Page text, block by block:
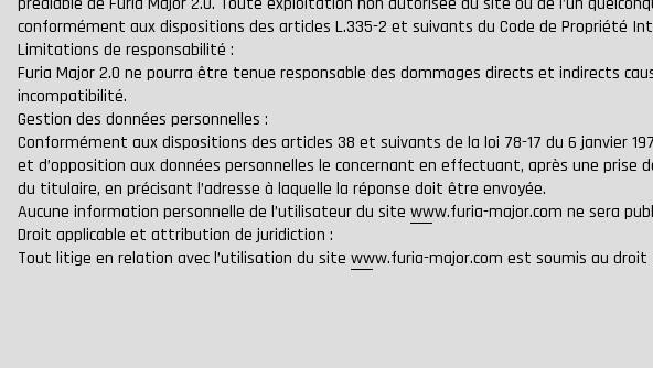
conformément aux dispositions des articles L.335-2 et suivants du Code de Propriété
Limitations de responsabilité :
Furia Major 2.0 ne pourra être tenue responsable des dommages directs et indirects
incompatibilité.
Gestion des données personnelles :
Conformément aux dispositions des articles 38 et suivants de la loi 78-17 du 6 janvier
et d’opposition aux données personnelles le concernant en effectuant, après une
du titulaire, en précisant l’adresse à laquelle la réponse doit être envoyée.
Aucune information personnelle de l’utilisateur du site www.furia-major.com ne sera
Droit applicable et attribution de juridiction :
Tout litige en relation avec l’utilisation du site www.furia-major.com est soumis au droit